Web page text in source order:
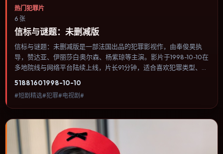
热门犯罪片
6 张
信标与谜题：未删减版
信标与谜题：未删减版是一部法国出品的犯罪影视作，由奉俊昊执
导，赞达亚、伊丽莎白·奥尔森、杨紫琼等主演。影片于1998-10-10在
多地院线与网络平台陆续上线，片长91分钟，适合喜欢犯罪类型、关
节奏与视听语言统一，可作为休闲观影或类型片补片的选择。
51881601998-10-10
#短剧精选#犯罪#电视剧#